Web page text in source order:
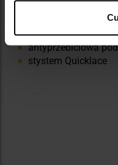
odeszwa środkowa
wkładka Ortholite
antyprzebiciowa
stystem Quicklace